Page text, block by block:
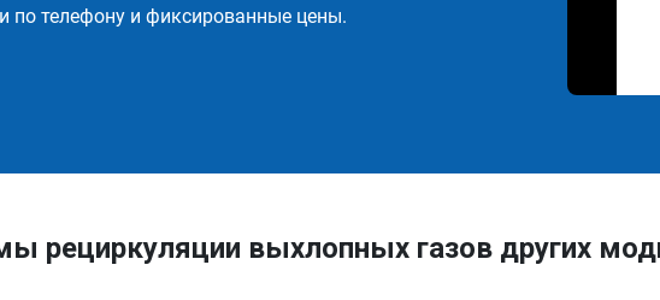
по телефону и фиксированные цены.
рециркуляции выхлопных газов других